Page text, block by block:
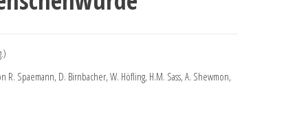
Spaemann, D. Birnbacher, W. Höfling, H.M. Sass, A. Shewmon,